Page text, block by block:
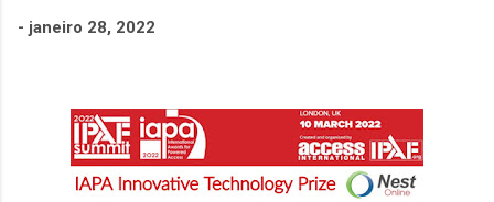
- janeiro 28, 2022